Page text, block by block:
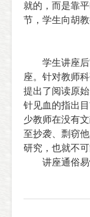
就的，而是靠
节，学生向胡
学生讲座
座。针对教师
提出了阅读原
针见血的指出
少教师在没有
至抄袭、剽窃
研究，也就不
讲座通俗